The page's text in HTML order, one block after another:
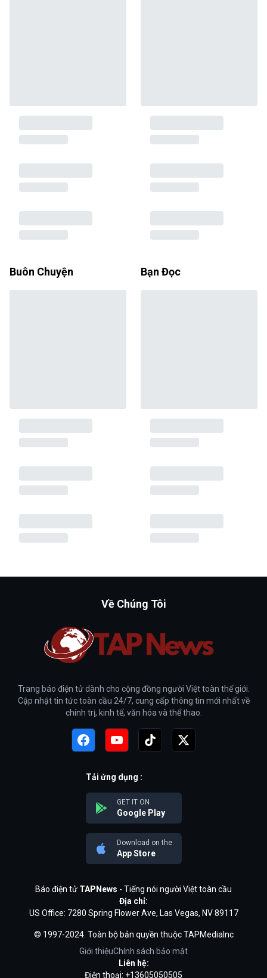
Buôn Chuyện Bạn Đọc
Về Chúng Tôi
Trang báo điện tử dành cho cộng đồng người Việt toàn thế giới.
Cập nhật tin tức toàn cầu 24/7, cung cấp thông tin mới nhất về
chính trị, kinh tế, văn hóa và thể thao.
Tải ứng dụng :
GET IT ON
Google Play
Download on the
App Store
Báo điện tử TAPNews - Tiếng nói người Việt toàn cầu
Địa chỉ:
US Office: 7280 Spring Flower Ave, Las Vegas, NV 89117
© 1997-2024. Toàn bộ bản quyền thuộc TAPMediaInc
Giới thiệuChính sách bảo mật
Liên hệ:
Điện thoại: +13605050505